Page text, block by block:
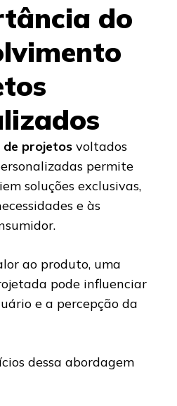
do
de projetos voltados
permite
soluções exclusivas,
e às
ao produto, uma
pode influenciar
e a percepção da
dessa abordagem